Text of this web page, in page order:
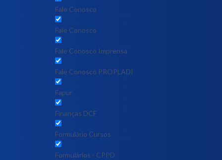
Fale Conosco
Fale Conosco
Fale Conosco Imprensa
Fale Conosco PROPLADI
Fapur
Finanças DCF
Formulário Cursos
Formulários - CPPD